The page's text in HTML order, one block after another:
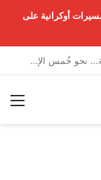
كبير لمسيرات أوكرانية على
كبرى